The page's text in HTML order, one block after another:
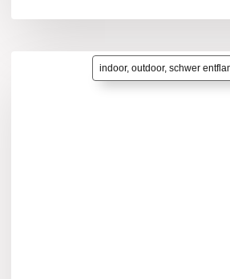
indoor, outdoor, schwer